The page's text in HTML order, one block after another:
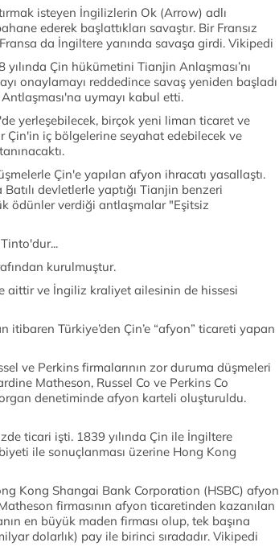
isteyen İngilizlerin Ok (Arrow) adlı
ederek başlattıkları savaştır. Bir Fransız
da İngiltere yanında savaşa girdi. Vikipedi
Çin hükümetini Tianjin Anlaşması’nı
onaylamayı reddedince savaş yeniden başladı
uymayı kabul etti.
yerleşebilecek, birçok yeni liman ticaret ve
Çin'in iç bölgelerine seyahat edebilecek ve
Çin'e yapılan afyon ihracatı yasallaştı.
devletlerle yaptığı Tianjin benzeri
ödünler verdiği antlaşmalar "Eşitsiz
kurulmuştur.
aittir ve İngiliz kraliyet ailesinin de hissesi
itibaren Türkiye’den Çin’e “afyon” ticareti yapan
ve Perkins firmalarının zor duruma düşmeleri
Matheson, Russel Co ve Perkins Co
denetiminde afyon karteli oluşturuldu.
ticari işti. 1839 yılında Çin ile İngiltere
ile sonuç­lanması üzerine Hong Kong
Kong Shangai Bank Corporation (HSBC) afyon
firmasının afyon ti­caretinden kazanılan
en büyük maden firması olup, tek başına
dolarlık) pay ile birinci sıradadır. Vikipedi